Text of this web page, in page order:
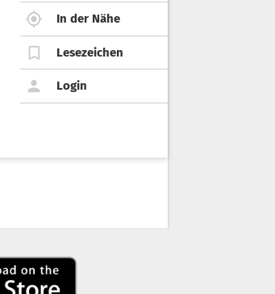
In der Nähe
Lesezeichen
Login